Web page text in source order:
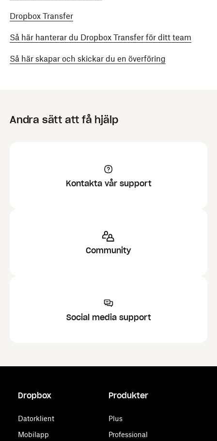
Dropbox Transfer
Så här hanterar du Dropbox Transfer för ditt team
Så här skapar och skickar du en överföring
Andra sätt att få hjälp
Kontakta vår support
Community
Social media support
Dropbox
Datorklient
Mobilapp
Produkter
Plus
Professional